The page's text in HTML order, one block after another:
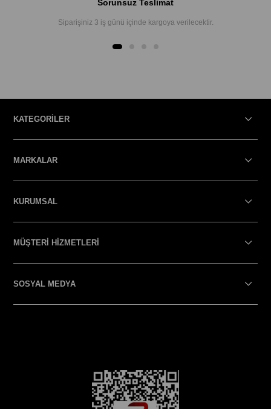
Sorunsuz Teslimat
Siparişiniz 3 iş günü içinde kargoya verilecektir.
KATEGORİLER
MARKALAR
KURUMSAL
MÜŞTERİ HİZMETLERİ
SOSYAL MEDYA